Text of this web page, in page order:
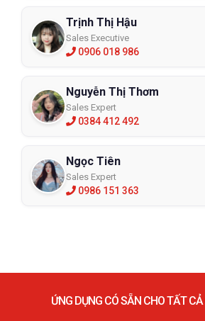
Trịnh Thị Hậu
Sales Executive
0906 018 986
Nguyễn Thị Thơm
Sales Expert
0384 412 492
Ngọc Tiên
Sales Expert
0986 151 363
ỨNG DỤNG CÓ SẴN CHO TẤT